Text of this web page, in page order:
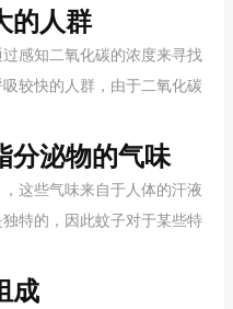
的人群
感知二氧化碳的浓度来寻找
较快的人群，由于二氧化碳
分泌物的气味
这些气味来自于人体的汗液
特的，因此蚊子对于某些特
成